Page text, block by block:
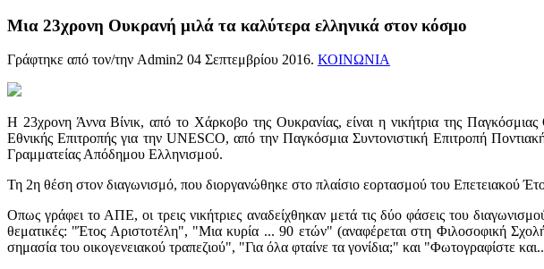
Μια 23χρονη Ουκρανή μιλά τα καλύτερα ελληνικά στον κόσμο
Γράφτηκε από τον/την Admin2 04 Σεπτεμβρίου 2016. ΚΟΙΝΩΝΙΑ
Η 23χρονη Άννα Βίνικ, από το Χάρκοβο της Ουκρανίας, είναι η νικήτρια της
Εθνικής Επιτροπής για την UNESCO, από την Παγκόσμια Συντονιστική Επιτροπή
Γραμματείας Απόδημου Ελληνισμού.
Τη 2η θέση στον διαγωνισμό, που διοργανώθηκε στο πλαίσιο εορτασμού του Επετειακού
Οπως γράφει το ΑΠΕ, οι τρεις νικήτριες αναδείχθηκαν μετά τις δύο φάσεις του
θεματικές: "Έτος Αριστοτέλη", "Μια κυρία ... 90 ετών" (αναφέρεται στη Φιλοσοφική
σημασία του οικογενειακού τραπεζιού", "Για όλα φταίνε τα γονίδια;" και "Φωτογραφίστε